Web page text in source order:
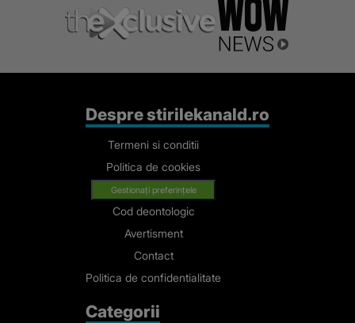
Despre stirilekanald.ro
Termeni si conditii
Politica de cookies
Gestionați preferințele
Cod deontologic
Avertisment
Contact
Politica de confidentialitate
Categorii